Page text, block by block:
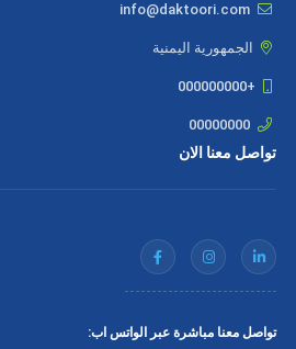
info@daktoori.com
الجمهورية اليمنية
+000000000
00000000
تواصل معنا الان
تواصل معنا مباشرة عبر الواتس اب: